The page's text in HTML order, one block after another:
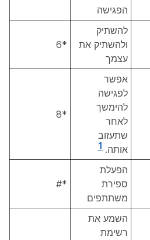
הפגישה
להשתיק
ולהשתיק את
עצמך
*6
אפשר
לפגישה
להימשך
לאחר
שתעזוב
אותה. 1
*8
הפעלת
ספירת
משתתפים
*#
השמע את
רשימת